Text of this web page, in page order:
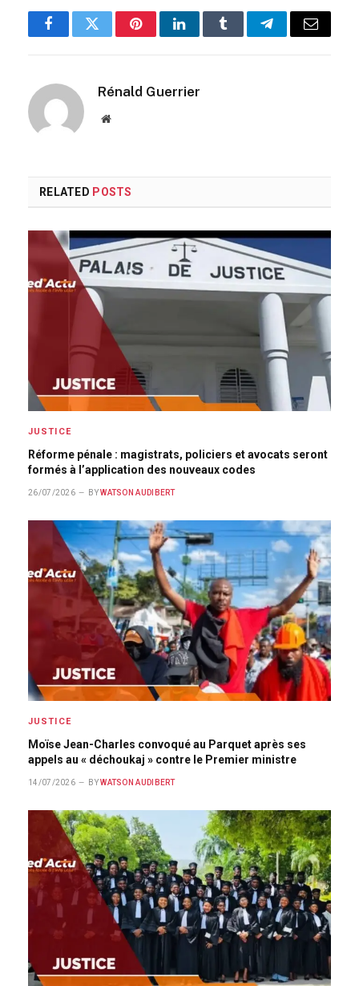
FacebookTwitterPinterestLinkedInTumblrTelegramEmail
Rénald Guerrier
Website
RELATED POSTS
JUSTICE
Réforme pénale : magistrats, policiers et avocats seront
formés à l’application des nouveaux codes
26/07/2026 BY WATSON AUDIBERT
JUSTICE
Moïse Jean-Charles convoqué au Parquet après ses
appels au « déchoukaj » contre le Premier ministre
14/07/2026 BY WATSON AUDIBERT